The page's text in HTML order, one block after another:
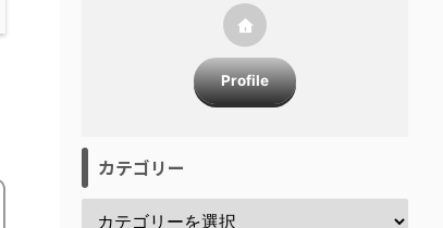
Profile
カテゴリー